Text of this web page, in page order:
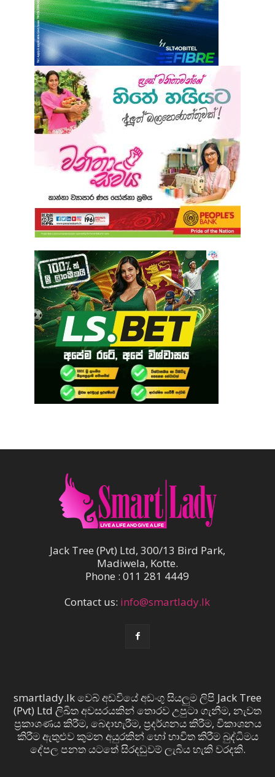
Jack Tree (Pvt) Ltd, 300/13 Bird Park,
Madiwela, Kotte.
Phone : 011 281 4449
Contact us: info@smartlady.lk
smartlady.lk වෙබ් අඩවියේ අඩංගු සියලුම ලිපි Jack Tree
(Pvt) Ltd ලිඛිත අවසරයකින් තොරව උපුටා ගැනීම, නැවත
ප්‍රකාශණය කිරීම, බෙදාහැරීම, ප්‍රදර්ශනය කිරීම, විකාශනය
කිරීම ඇතුළුව කුමන අයුරකින් හෝ භාවිත කිරීම බුද්ධිමය
දේපල පනත යටතේ සිරදඬුවම් ලැබිය හැකි වරදකි.